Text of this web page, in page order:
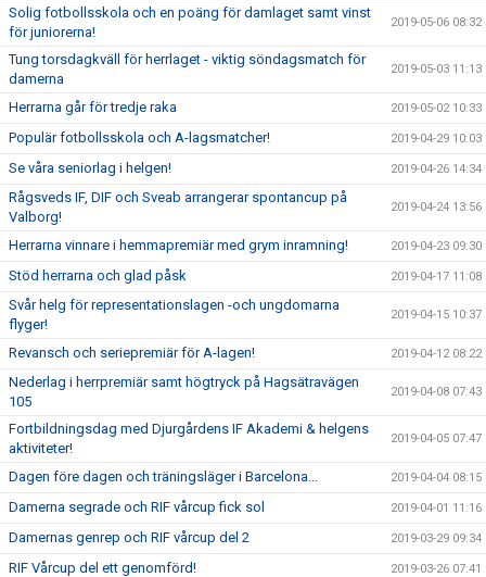
Solig fotbollsskola och en poäng för damlaget samt vinst
för juniorerna!
2019-05-06 08:32
Tung torsdagkväll för herrlaget - viktig söndagsmatch för
damerna
2019-05-03 11:13
Herrarna går för tredje raka 2019-05-02 10:33
Populär fotbollsskola och A-lagsmatcher! 2019-04-29 10:03
Se våra seniorlag i helgen! 2019-04-26 14:34
Rågsveds IF, DIF och Sveab arrangerar spontancup på
Valborg!
2019-04-24 13:56
Herrarna vinnare i hemmapremiär med grym inramning! 2019-04-23 09:30
Stöd herrarna och glad påsk 2019-04-17 11:08
Svår helg för representationslagen -och ungdomarna
flyger!
2019-04-15 10:37
Revansch och seriepremiär för A-lagen! 2019-04-12 08:22
Nederlag i herrpremiär samt högtryck på Hagsätravägen
105
2019-04-08 07:43
Fortbildningsdag med Djurgårdens IF Akademi & helgens
aktiviteter!
2019-04-05 07:47
Dagen före dagen och träningsläger i Barcelona... 2019-04-04 08:15
Damerna segrade och RIF vårcup fick sol 2019-04-01 11:16
Damernas genrep och RIF vårcup del 2 2019-03-29 09:34
RIF Vårcup del ett genomförd! 2019-03-26 07:41